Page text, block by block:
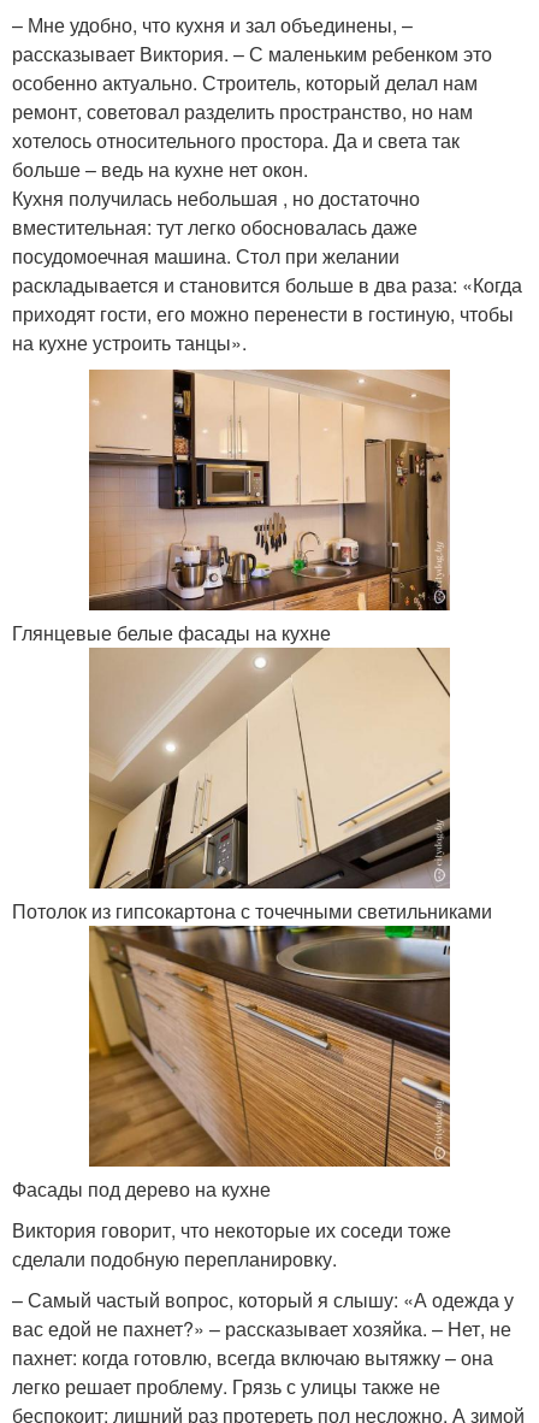
– Мне удобно, что кухня и зал объединены, –
рассказывает Виктория. – С маленьким ребенком это
особенно актуально. Строитель, который делал нам
ремонт, советовал разделить пространство, но нам
хотелось относительного простора. Да и света так
больше – ведь на кухне нет окон.
Кухня получилась небольшая , но достаточно
вместительная: тут легко обосновалась даже
посудомоечная машина. Стол при желании
раскладывается и становится больше в два раза: «Когда
приходят гости, его можно перенести в гостиную, чтобы
на кухне устроить танцы».
Глянцевые белые фасады на кухне
Потолок из гипсокартона с точечными светильниками
Фасады под дерево на кухне
Виктория говорит, что некоторые их соседи тоже
сделали подобную перепланировку.
– Самый частый вопрос, который я слышу: «А одежда у
вас едой не пахнет?» – рассказывает хозяйка. – Нет, не
пахнет: когда готовлю, всегда включаю вытяжку – она
легко решает проблему. Грязь с улицы также не
беспокоит: лишний раз протереть пол несложно. А зимой